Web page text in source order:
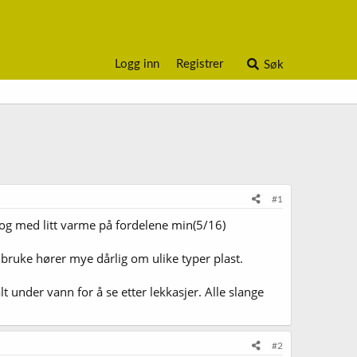
Logg inn Registrer Søk
#1
med litt varme på fordelene min(5/16)
hører mye dårlig om ulike typer plast.
vann for å se etter lekkasjer. Alle slange
#2